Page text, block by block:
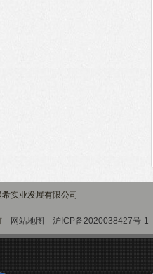
实业发展有限公司
网站地图 沪ICP备2020038427号-1